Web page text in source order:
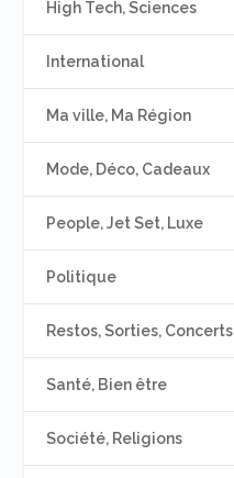
High Tech, Sciences
International
Ma ville, Ma Région
Mode, Déco, Cadeaux
People, Jet Set, Luxe
Politique
Restos, Sorties, Concerts
Santé, Bien être
Société, Religions